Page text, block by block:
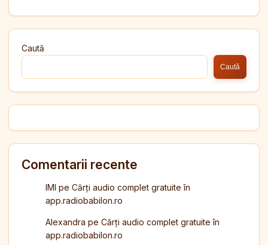
Caută
Caută
Comentarii recente
IMI pe Cărți audio complet gratuite în
app.radiobabilon.ro
Alexandra pe Cărți audio complet gratuite în
app.radiobabilon.ro